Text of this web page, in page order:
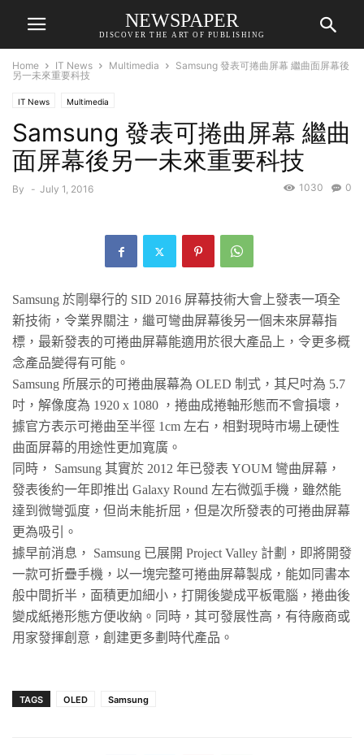
NEWSPAPER
DISCOVER THE ART OF PUBLISHING
Home IT News Multimedia
Samsung 發表可捲曲屏幕 繼曲面屏幕後
另一未來重要科技
IT News Multimedia
Samsung 發表可捲曲屏幕 繼曲
面屏幕後另一未來重要科技
By - July 1, 2016 0
1030
Samsung 於剛舉行的 SID 2016 屏幕技術大會上發表一項全
新技術，令業界關注，繼可彎曲屏幕後另一個未來屏幕指
標，最新發表的可捲曲屏幕能適用於很大產品上，令更多概
念產品變得有可能。
Samsung 所展示的可捲曲展幕為 OLED 制式，其尺吋為 5.7
吋，解像度為 1920 x 1080 ，捲曲成捲軸形態而不會損壞，
據官方表示可捲曲至半徑 1cm 左右，相對現時市場上硬性
曲面屏幕的用途性更加寬廣。
同時，
Samsung 其實於 2012 年已發表 YOUM 彎曲屏幕，
發表後約一年即推出 Galaxy Round 左右微弧手機，雖然能
達到微彎弧度，但尚未能折屈，但是次所發表的可捲曲屏幕
更為吸引。
據早前消息，
Samsung 已展開 Project Valley 計劃，即將開發
一款可折疊手機，以一塊完整可捲曲屏幕製成，能如同書本
般中間折半，面積更加細小，打開後變成平板電腦，捲曲後
變成紙捲形態方便收納。同時，其可發展性高，有待廠商或
用家發揮創意，創建更多劃時代產品。
TAGS OLED Samsung